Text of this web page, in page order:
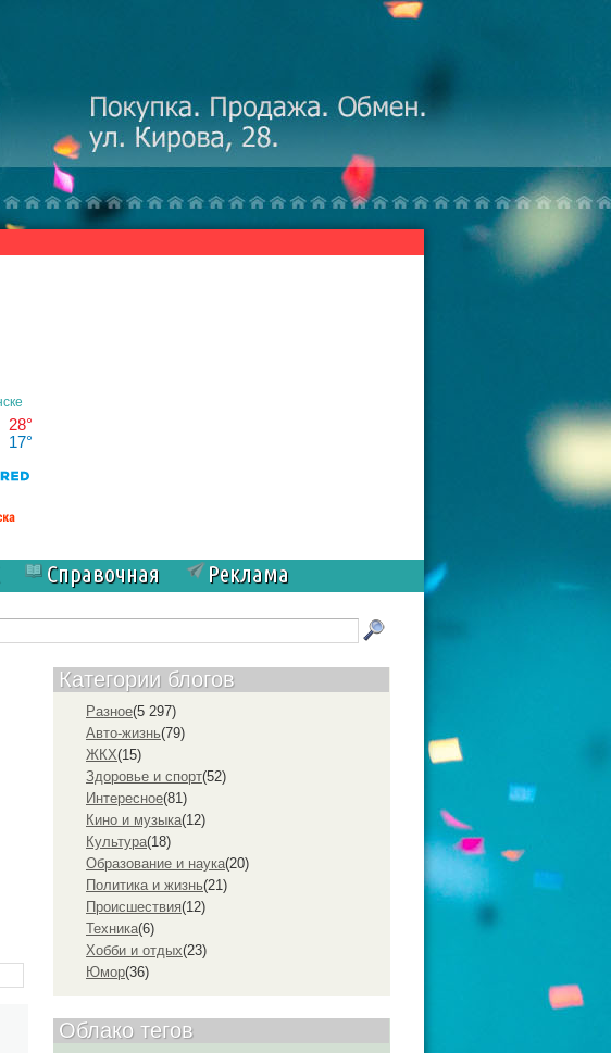
Справочная
Реклама
Категории блогов
Разное(5 297)
Авто-жизнь(79)
ЖКХ(15)
Здоровье и спорт(52)
Интересное(81)
Кино и музыка(12)
Культура(18)
Образование и наука(20)
Политика и жизнь(21)
Проиcшествия(12)
Техника(6)
Хобби и отдых(23)
Юмор(36)
Облако тегов